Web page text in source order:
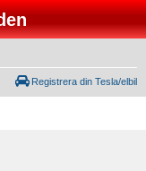
Registrera din Tesla/elbil